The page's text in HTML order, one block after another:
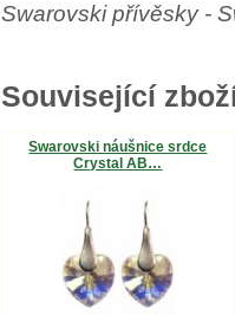
Swarovski přívěsky -
Související
Swarovski náušnice srdce
Crystal AB…